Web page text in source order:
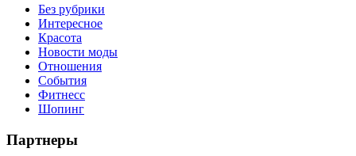
Без рубрики
Интересное
Красота
Новости моды
Отношения
События
Фитнесс
Шопинг
Партнеры